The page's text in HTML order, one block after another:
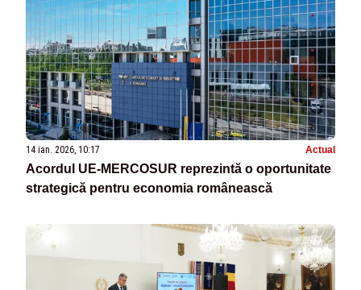
14 ian. 2026, 10:17 Actual
Acordul UE-MERCOSUR reprezintă o oportunitate
strategică pentru economia românească